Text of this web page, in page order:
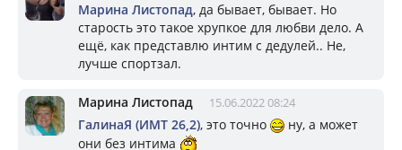
Марина Листопад, да бывает, бывает. Но
старость это такое хрупкое для любви дело. А
ещё, как представлю интим с дедулей.. Не,
лучше спортзал.
Марина Листопад 15.06.2022 08:24
ГалинаЯ (ИМТ 26,2), это точно
ну, а может
они без интима